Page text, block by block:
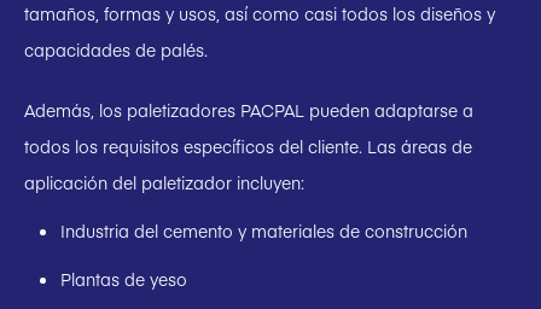
tamaños, formas y usos, así como casi todos los diseños y
capacidades de palés.
Además, los paletizadores PACPAL pueden adaptarse a
todos los requisitos específicos del cliente. Las áreas de
aplicación del paletizador incluyen:
Industria del cemento y materiales de construcción
Plantas de yeso